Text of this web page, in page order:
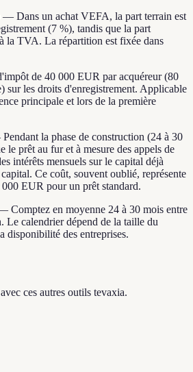
— Dans un achat VEFA, la part terrain est
(7 %), tandis que la part
la TVA. La répartition est fixée dans
de 40 000 EUR par acquéreur (80
sur les droits d'enregistrement. Applicable
principale et lors de la première
Pendant la phase de construction (24 à 30
le prêt au fur et à mesure des appels de
intérêts mensuels sur le capital déjà
Ce coût, souvent oublié, représente
EUR pour un prêt standard.
Comptez en moyenne 24 à 30 mois entre
Le calendrier dépend de la taille du
disponibilité des entreprises.
ces autres outils tevaxia.